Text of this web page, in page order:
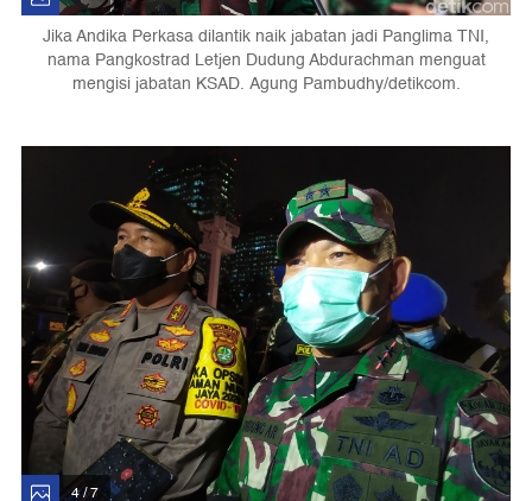
Jika Andika Perkasa dilantik naik jabatan jadi Panglima TNI,
nama Pangkostrad Letjen Dudung Abdurachman menguat
mengisi jabatan KSAD. Agung Pambudhy/detikcom.
4 / 7